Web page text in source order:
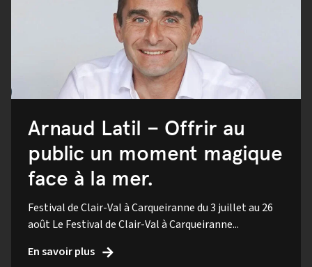
Arnaud Latil – Offrir au
public un moment magique
face à la mer.
Festival de Clair-Val à Carqueiranne du 3 juillet au 26
août Le Festival de Clair-Val à Carqueiranne...
En savoir plus